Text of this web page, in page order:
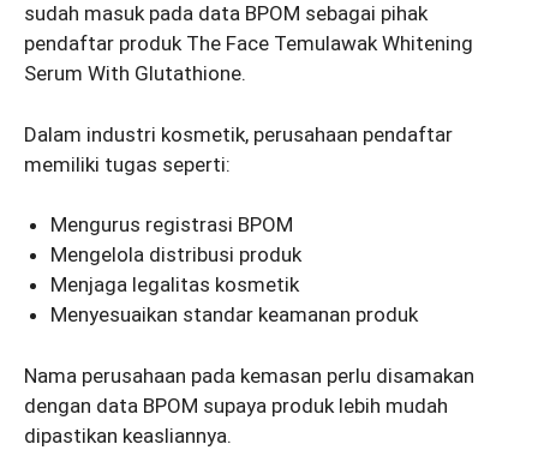
sudah masuk pada data BPOM sebagai pihak
pendaftar produk The Face Temulawak Whitening
Serum With Glutathione.
Dalam industri kosmetik, perusahaan pendaftar
memiliki tugas seperti:
Mengurus registrasi BPOM
Mengelola distribusi produk
Menjaga legalitas kosmetik
Menyesuaikan standar keamanan produk
Nama perusahaan pada kemasan perlu disamakan
dengan data BPOM supaya produk lebih mudah
dipastikan keasliannya.